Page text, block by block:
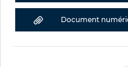
Document